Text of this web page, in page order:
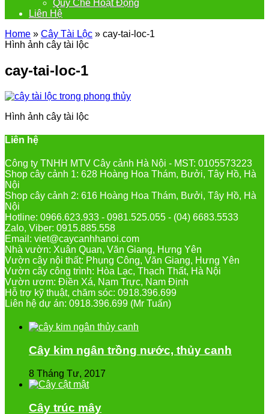
Quy Chế Hoạt Động
Liên Hệ
Home » Cây Tài Lộc » cay-tai-loc-1
Hình ảnh cây tài lộc
cay-tai-loc-1
Hình ảnh cây tài lộc
Liên hệ
Công ty TNHH MTV Cây cảnh Hà Nội - MST: 0105573223
Shop cây cảnh 1: 628 Hoàng Hoa Thám, Bưởi, Tây Hồ, Hà
Nội
Shop cây cảnh 2: 616 Hoàng Hoa Thám, Bưởi, Tây Hồ, Hà
Nội
Hotline: 0966.623.933 - 0981.525.055 - (04) 6683.5533
Zalo, Viber: 0915.885.558
Email: viet@caycanhhanoi.com
Nhà vườn: Xuân Quan, Văn Giang, Hưng Yên
Vườn cây nội thất: Phụng Công, Văn Giang, Hưng Yên
Vườn cây công trình: Hòa Lạc, Thạch Thất, Hà Nội
Vườn ươm: Điền Xá, Nam Trực, Nam Định
Hỗ trợ kỹ thuật, chăm sóc: 0918.396.699
Liên hệ dự án: 0918.396.699 (Mr Tuấn)
Cây kim ngân trồng nước, thủy canh
8 Tháng Tư, 2017
Cây trúc mây